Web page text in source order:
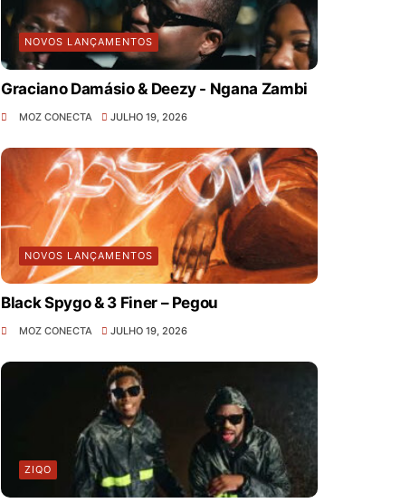
NOVOS LANÇAMENTOS
Graciano Damásio & Deezy - Ngana Zambi
MOZ CONECTA JULHO 19, 2026
NOVOS LANÇAMENTOS
Black Spygo & 3 Finer – Pegou
MOZ CONECTA JULHO 19, 2026
ZIQO